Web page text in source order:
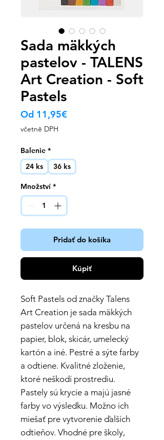
Sada mäkkých
pastelov - TALENS
Art Creation - Soft
Pastels
Od 11,95€Zvýhodněná
včetně DPH
Balenie *
24 ks
36 ks
Množství *
Pridať do košíka
Kúpiť
Soft Pastels od značky Talens
Art Creation je sada mäkkých
pastelov určená na kresbu na
papier, blok, skicár, umelecký
kartón a iné. Pestré a sýte farby
a odtiene. Kvalitné zloženie,
ktoré neškodí prostrediu.
Pastely sú krycie a majú jasné
farby vo výsledku. Možno ich
miešať pre vytvorenie ďalších
odtieňov. Vhodné pre školy,